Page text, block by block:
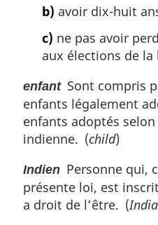
b) avoir dix-huit
c) ne pas avoir
aux élections de la
enfantSont compris
enfants légalement
enfants adoptés
indienne. (child)
Indien Personne qui,
présente loi, est
a droit de l’être. (